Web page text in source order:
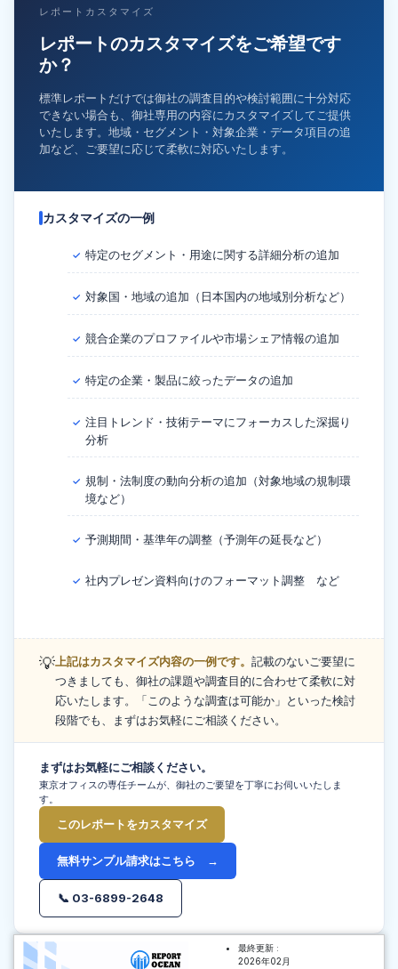
レポートカスタマイズ
レポートのカスタマイズをご希望です
か？
標準レポートだけでは御社の調査目的や検討範囲に十分対応
できない場合も、御社専用の内容にカスタマイズしてご提供
いたします。地域・セグメント・対象企業・データ項目の追
加など、ご要望に応じて柔軟に対応いたします。
カスタマイズの一例
✓ 特定のセグメント・用途に関する詳細分析の追加
✓ 対象国・地域の追加（日本国内の地域別分析など）
✓ 競合企業のプロファイルや市場シェア情報の追加
✓ 特定の企業・製品に絞ったデータの追加
✓ 注目トレンド・技術テーマにフォーカスした深掘り
分析
✓ 規制・法制度の動向分析の追加（対象地域の規制環
境など）
✓ 予測期間・基準年の調整（予測年の延長など）
✓ 社内プレゼン資料向けのフォーマット調整 など
💡上記はカスタマイズ内容の一例です。 記載のないご要望に
つきましても、御社の課題や調査目的に合わせて柔軟に対
応いたします。「このような調査は可能か」といった検討
段階でも、まずはお気軽にご相談ください。
まずはお気軽にご相談ください。
東京オフィスの専任チームが、御社のご要望を丁寧にお伺いいたしま
す。
このレポートをカスタマイズ
無料サンプル請求はこちら →
📞 03-6899-2648
最終更新 :
2026年02月